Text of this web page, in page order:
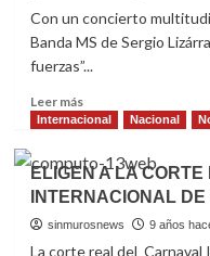
DEL
TORO,
AL
OSCAR
2018
Con un concierto
Banda MS de Sergio
fuerzas”...
Leer másRead
more
BANDA
MS
INICIA
“TOUR
CON
Internacional Nacional
ELIGEN A LA
INTERNACIONAL
sinmurosnews 9 años
La corte real del Carnaval